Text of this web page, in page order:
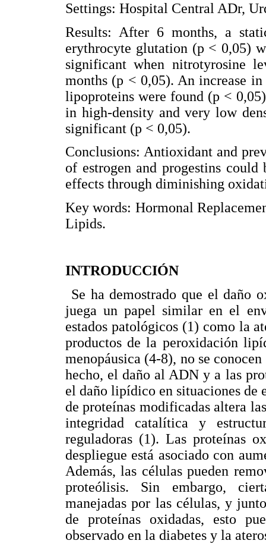
Settings: Hospital Central ADr,
Results: After 6 months, a
erythrocyte glutation (p < 0,05)
significant when nitrotyrosine
months (p < 0,05). An increase
lipoproteins were found (p <
in high-density and very low
significant (p < 0,05).
Conclusions: Antioxidant and
of estrogen and progestins
effects through diminishing
Key words: Hormonal
Lipids.
INTRODUCCIÓN
Se ha demostrado que el daño
juega un papel similar en el
estados patológicos (1) como la
productos de la peroxidación
menopáusica (4-8), no se
hecho, el daño al ADN y a las
el daño lipídico en situaciones
de proteínas modificadas altera
integridad catalítica y
reguladoras (1). Las proteínas
despliegue está asociado con
Además, las células pueden
proteólisis. Sin embargo,
manejadas por las células, y
de proteínas oxidadas, esto
observado en la diabetes y la